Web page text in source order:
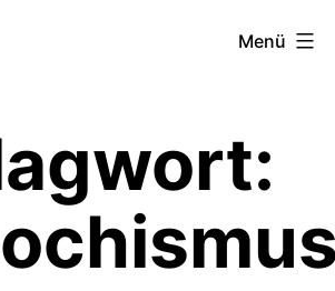
Menü